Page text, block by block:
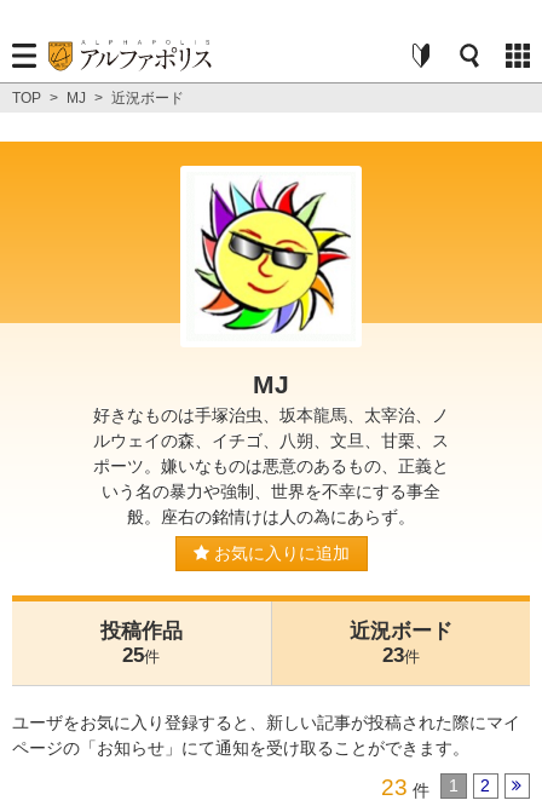
TOP > MJ > 近況ボード
MJ
好きなものは手塚治虫、坂本龍馬、太宰治、ノ
ルウェイの森、イチゴ、八朔、文旦、甘栗、ス
ポーツ。嫌いなものは悪意のあるもの、正義と
いう名の暴力や強制、世界を不幸にする事全
般。座右の銘情けは人の為にあらず。
お気に入りに追加
投稿作品
25件
近況ボード
23件
ユーザをお気に入り登録すると、新しい記事が投稿された際にマイ
ページの「お知らせ」にて通知を受け取ることができます。
23 件 1 2